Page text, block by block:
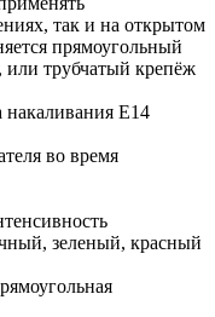
так и на открытом
прямоугольный
или трубчатый крепёж
E14
во время
зеленый, красный